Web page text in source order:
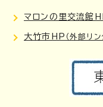
マロンの里交流館
大竹市HP （外部リン